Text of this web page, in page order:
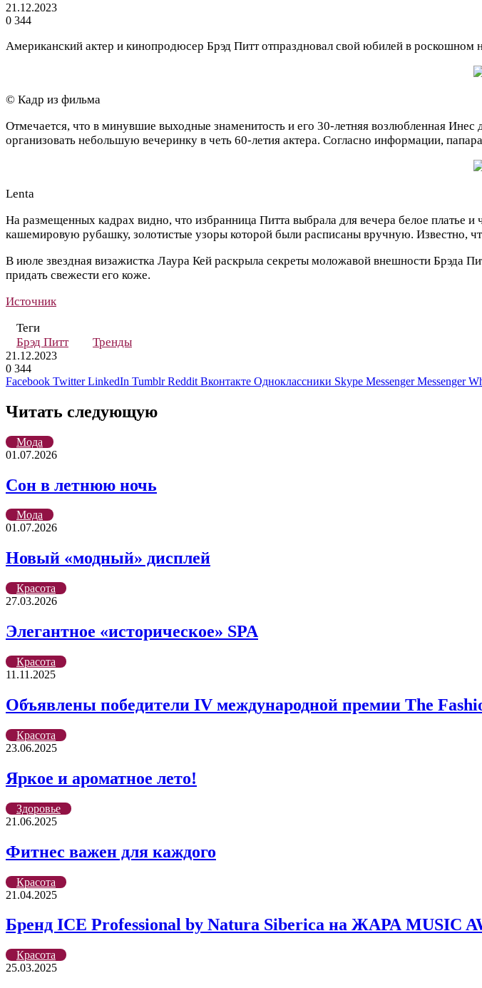
21.12.2023
0 344
Американский актер и кинопродюсер Брэд Питт отпраздновал свой юбилей в роскошном
© Кадр из фильма
Отмечается, что в минувшие выходные знаменитость и его 30-летняя возлюбленная
организовать небольшую вечеринку в четь 60-летия актера. Согласно информации,
Lenta
На размещенных кадрах видно, что избранница Питта выбрала для вечера белое платье
кашемировую рубашку, золотистые узоры которой были расписаны вручную. Известно,
В июле звездная визажистка Лаура Кей раскрыла секреты моложавой внешности Брэда
придать свежести его коже.
Источник
Теги
Брэд Питт
Тренды
21.12.2023
0 344
Facebook Twitter LinkedIn Tumblr Reddit Вконтакте Одноклассники Skype Messenger Messenger
Читать следующую
Мода
01.07.2026
Сон в летнюю ночь
Мода
01.07.2026
Новый «модный» дисплей
Красота
27.03.2026
Элегантное «историческое» SPA
Красота
11.11.2025
Объявлены победители IV международной премии The
Красота
23.06.2025
Яркое и ароматное лето!
Здоровье
21.06.2025
Фитнес важен для каждого
Красота
21.04.2025
Бренд ICE Professional by Natura Siberica на ЖАРА MUSIC
Красота
25.03.2025